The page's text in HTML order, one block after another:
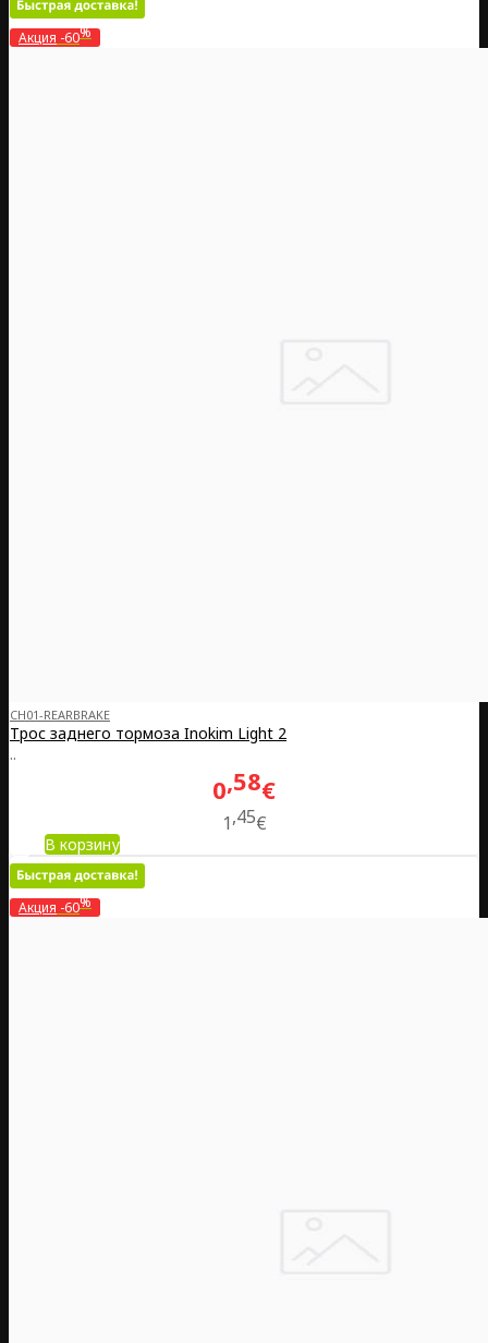
Акция -60%
CH01-REARBRAKE
Трос заднего тормоза Inokim Light 2
..
0 58€
1 45€
В корзину
Акция -60%